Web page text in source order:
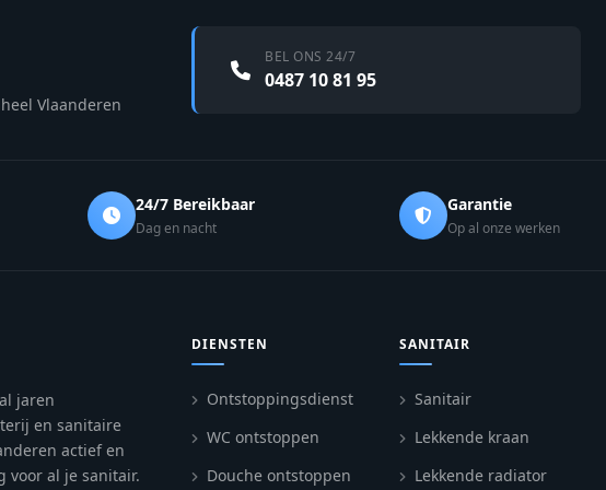
Vlaanderen
BEL ONS 24/7
0487 10 81 95
24/7 Bereikbaar
Dag en nacht
Garantie
Op al onze werken
jaren
en sanitaire
actief en
voor al je sanitair.
DIENSTEN
Ontstoppingsdienst
WC ontstoppen
Douche ontstoppen
SANITAIR
Sanitair
Lekkende kraan
Lekkende radiator